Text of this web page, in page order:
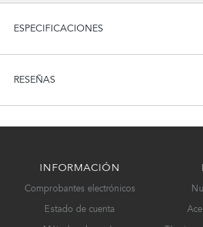
ESPECIFICACIONES
RESEÑAS
INFORMACIÓN
Comprobantes electrónicos
Estado de cuenta